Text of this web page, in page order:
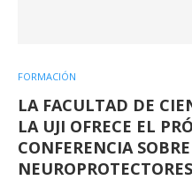
FORMACIÓN
LA FACULTAD DE
LA UJI OFRECE EL
CONFERENCIA
NEUROPROTECTORES